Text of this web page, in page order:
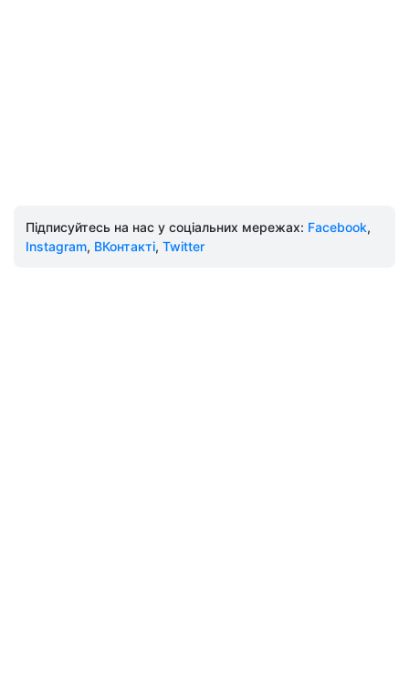
Підписуйтесь на нас у соціальних мережах: Facebook,
Instagram, ВКонтакті, Twitter